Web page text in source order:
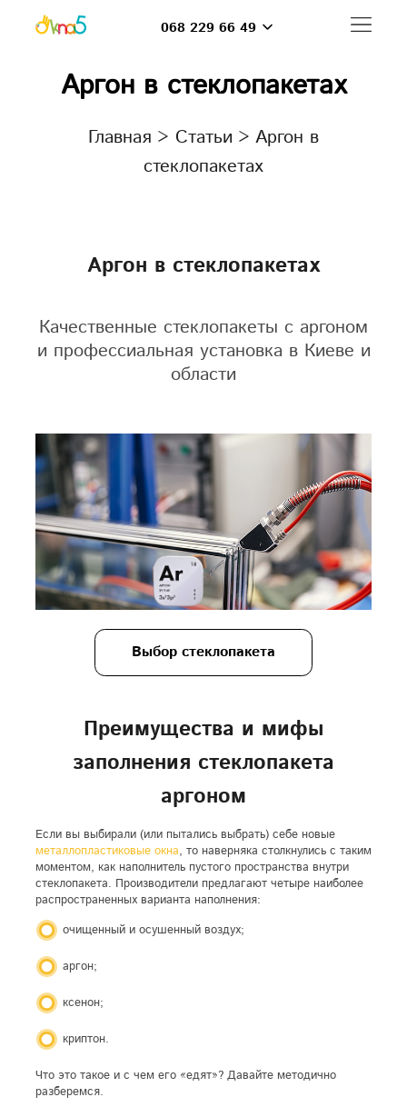
068 229 66 49
Аргон в стеклопакетах
Главная > Статьи > Аргон в
стеклопакетах
Аргон в стеклопакетах
Качественные стеклопакеты с аргоном
и профессиальная установка в Киеве и
области
Выбор стеклопакета
Преимущества и мифы
заполнения стеклопакета
аргоном
Если вы выбирали (или пытались выбрать) себе новые
металлопластиковые окна, то наверняка столкнулись с таким
моментом, как наполнитель пустого пространства внутри
стеклопакета. Производители предлагают четыре наиболее
распространенных варианта наполнения:
очищенный и осушенный воздух;
аргон;
ксенон;
криптон.
Что это такое и с чем его «едят»? Давайте методично
разберемся.